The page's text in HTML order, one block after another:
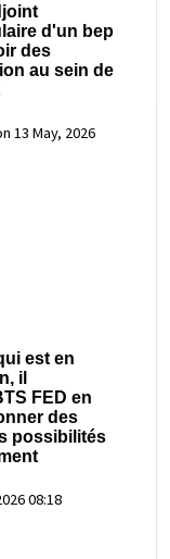
d'un bep
des
au sein de
13 May, 2026
est en
il
FED en
des
possibilités
08:18